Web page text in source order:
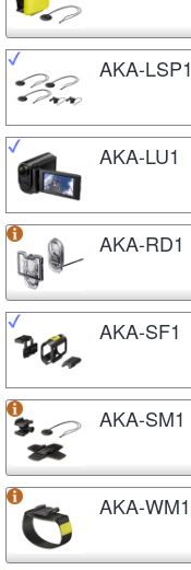
AKA-LSP1
AKA-LU1
AKA-RD1
AKA-SF1
AKA-SM1
AKA-WM1